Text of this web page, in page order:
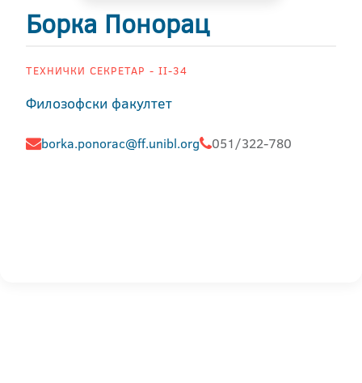
Борка Понорац
ТЕХНИЧКИ СЕКРЕТАР - II-34
Филозофски факултет
borka.ponorac@ff.unibl.org 051/322-780